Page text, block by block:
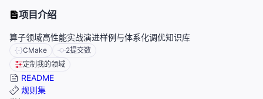
项目介绍
算子领域高性能实战演进样例与体系化调优知识库
CMake 2提交数
定制我的领域
README
规则集